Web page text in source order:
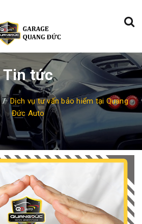
Tin tức
/ Dịch vụ tư vấn bảo hiểm tại Quang
Đức Auto